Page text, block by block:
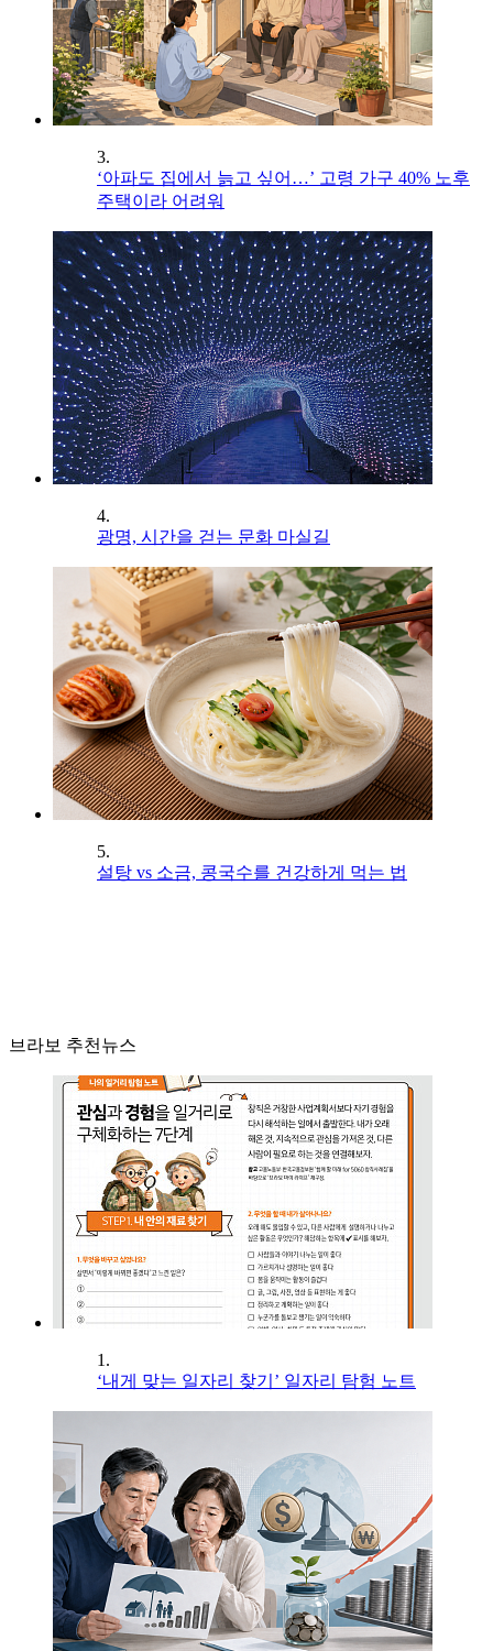
3.
‘아파도 집에서 늙고 싶어…’ 고령 가구 40% 노후
주택이라 어려워
4.
광명, 시간을 걷는 문화 마실길
5.
설탕 vs 소금, 콩국수를 건강하게 먹는 법
브라보 추천뉴스
1.
‘내게 맞는 일자리 찾기’ 일자리 탐험 노트